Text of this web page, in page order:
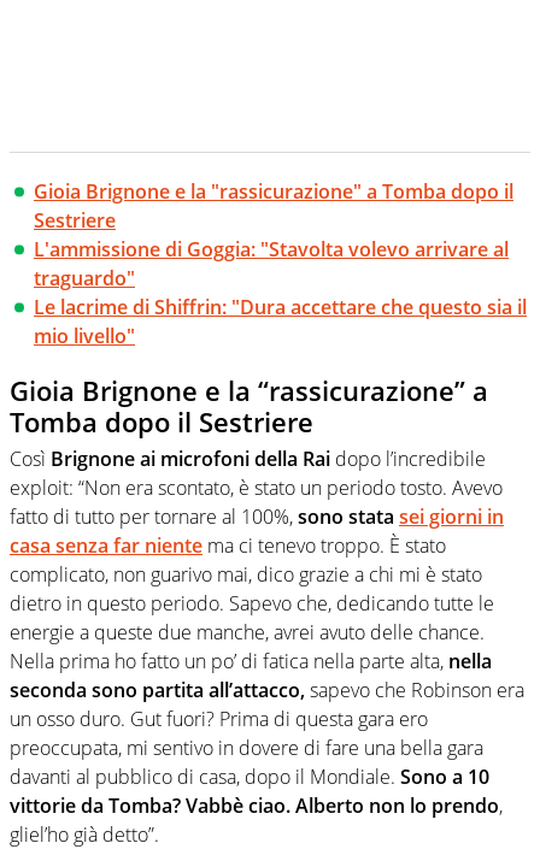
Gioia Brignone e la "rassicurazione" a Tomba dopo il
Sestriere
L'ammissione di Goggia: "Stavolta volevo arrivare al
traguardo"
Le lacrime di Shiffrin: "Dura accettare che questo sia il
mio livello"
Gioia Brignone e la “rassicurazione” a
Tomba dopo il Sestriere
Così Brignone ai microfoni della Rai dopo l’incredibile
exploit: “Non era scontato, è stato un periodo tosto. Avevo
fatto di tutto per tornare al 100%,sono stata sei giorni in
casa senza far niente ma ci tenevo troppo. È stato
complicato, non guarivo mai, dico grazie a chi mi è stato
dietro in questo periodo. Sapevo che, dedicando tutte le
energie a queste due manche, avrei avuto delle chance.
Nella prima ho fatto un po’ di fatica nella parte alta, nella
seconda sono partita all’attacco,sapevo che Robinson era
un osso duro. Gut fuori? Prima di questa gara ero
preoccupata, mi sentivo in dovere di fare una bella gara
davanti al pubblico di casa, dopo il Mondiale. Sono a 10
vittorie da Tomba? Vabbè ciao. Alberto non lo prendo,
gliel’ho già detto”.